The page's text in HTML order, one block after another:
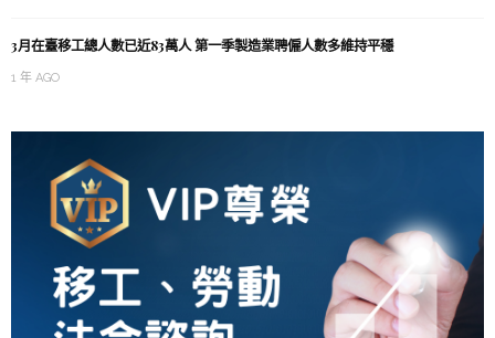
3月在臺移工總人數已近83萬人 第一季製造業聘僱人數多維持平穩
1 年 AGO